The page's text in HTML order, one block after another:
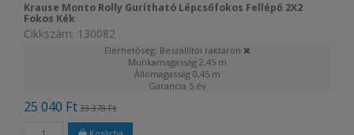
Krause Monto Rolly Gurítható Lépcsőfokos Fellépő 2X2
Fokos Kék
Cikkszám: 130082
Elérhetőség: Beszállítói raktáron
Munkamagasság 2,45 m
Állómagasság 0,45 m
Garancia 5 év
25 040 Ft 33 378 Ft